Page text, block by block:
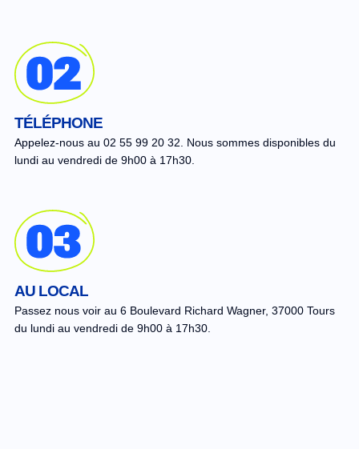
TÉLÉPHONE
Appelez-nous au 02 55 99 20 32. Nous sommes disponibles du
lundi au vendredi de 9h00 à 17h30.
AU LOCAL
Passez nous voir au 6 Boulevard Richard Wagner, 37000 Tours
du lundi au vendredi de 9h00 à 17h30.